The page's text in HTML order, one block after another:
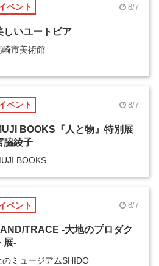
ベント 8/7
しいユートピア
崎市美術館
ベント 8/7
BOOKS『人と物』特別展
脇綾子
BOOKS
ベント 8/7
TRACE -大地のプロダク
展-
のミュージアムSHIDO